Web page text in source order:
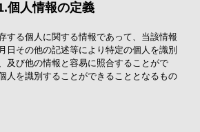
個人情報の定義
する個人に関する情報であって、当該情報
日その他の記述等により特定の個人を識別
及び他の情報と容易に照合することがで
人を識別することができることとなるもの